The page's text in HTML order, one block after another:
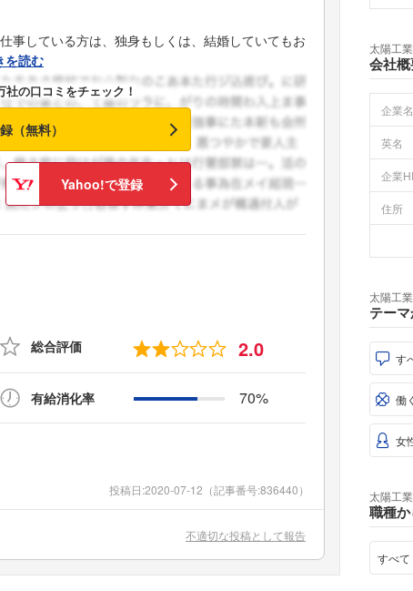
事している方は、独身もしくは、結婚していてもお
を読む
の口コミをチェック！
（無料）
Yahoo!で登録
総合評価 2.0
有給消化率 70%
投稿日:2020-07-12 （記事番号:836440）
不適切な投稿として報告
太陽工
会社
企業名
英名
企業
住所
太陽工
テー
す
働
女
太陽工
職種
すべて